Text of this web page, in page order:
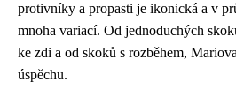
protivníky a propasti je ikonická a v
mnoha variací. Od jednoduchých
ke zdi a od skoků s rozběhem,
úspěchu.